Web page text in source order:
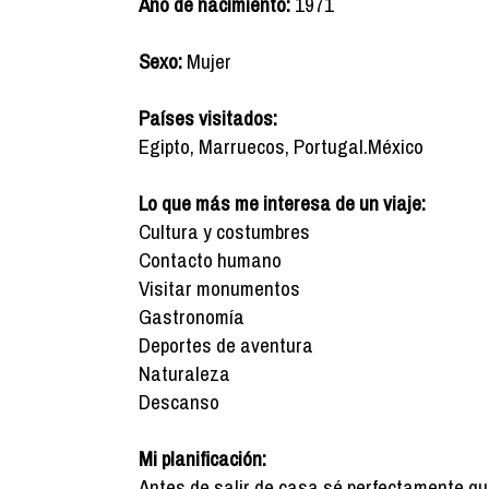
Sexo:Mujer
Países visitados:
Egipto, Marruecos, Portugal.México
Lo que más me interesa de un viaje:
Cultura y costumbres
Contacto humano
Visitar monumentos
Gastronomía
Deportes de aventura
Naturaleza
Descanso
Mi planificación: